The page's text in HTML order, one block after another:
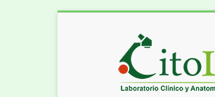
Laboratorio
Análisis